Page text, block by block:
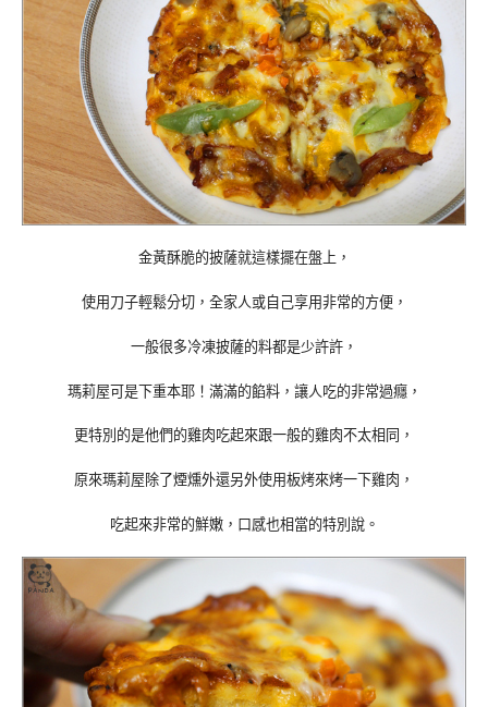
金黃酥脆的披薩就這樣擺在盤上，
使用刀子輕鬆分切，全家人或自己享用非常的方便，
一般很多冷凍披薩的料都是少許許，
瑪莉屋可是下重本耶！滿滿的餡料，讓人吃的非常過癮，
更特別的是他們的雞肉吃起來跟一般的雞肉不太相同，
原來瑪莉屋除了煙燻外還另外使用板烤來烤一下雞肉，
吃起來非常的鮮嫩，口感也相當的特別說。